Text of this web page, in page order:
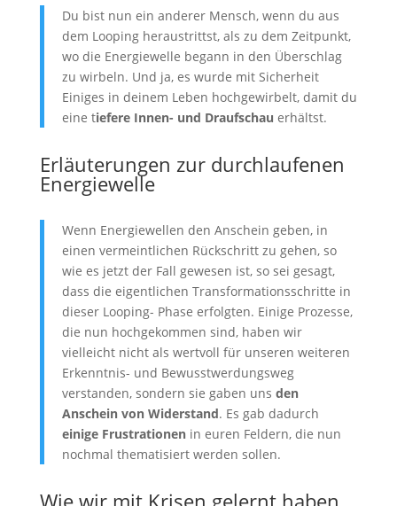
Du bist nun ein anderer Mensch, wenn du aus
dem Looping heraustrittst, als zu dem Zeitpunkt,
wo die Energiewelle begann in den Überschlag
zu wirbeln. Und ja, es wurde mit Sicherheit
Einiges in deinem Leben hochgewirbelt, damit du
eine tiefere Innen- und Draufschau erhältst.
Erläuterungen zur durchlaufenen
Energiewelle
Wenn Energiewellen den Anschein geben, in
einen vermeintlichen Rückschritt zu gehen, so
wie es jetzt der Fall gewesen ist, so sei gesagt,
dass die eigentlichen Transformationsschritte in
dieser Looping- Phase erfolgten. Einige Prozesse,
die nun hochgekommen sind, haben wir
vielleicht nicht als wertvoll für unseren weiteren
Erkenntnis- und Bewusstwerdungsweg
verstanden, sondern sie gaben uns den
Anschein von Widerstand. Es gab dadurch
einige Frustrationenin euren Feldern, die nun
nochmal thematisiert werden sollen.
Wie wir mit Krisen gelernt haben